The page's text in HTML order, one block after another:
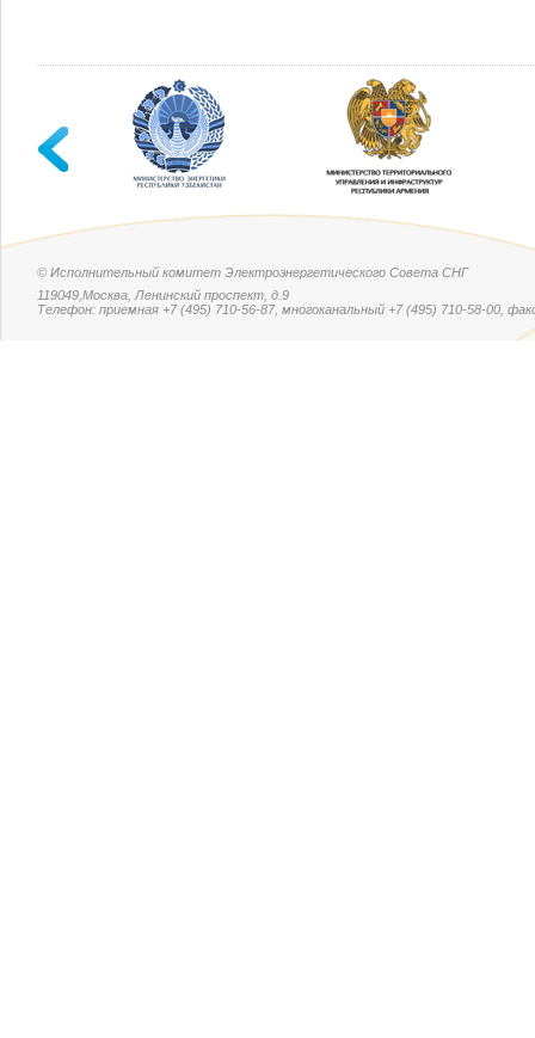
© Исполнительный комитет Электроэнергетического Совета СНГ
119049,Москва, Ленинский проспект, д.9
Телефон: приемная +7 (495) 710-56-87, многоканальный +7 (495) 710-58-00,